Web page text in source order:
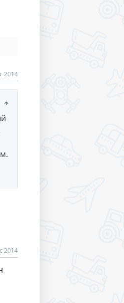
2014
2014